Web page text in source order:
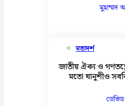
মুহাম্মদ
মতাদর্শ
জাতীয় ঐক্য ও
মতো ঘানুশীও
ডেভিড